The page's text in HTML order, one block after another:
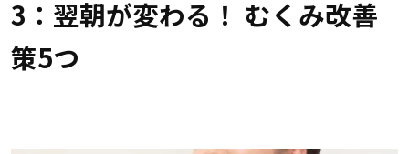
3：翌朝が変わる！ むくみ改善
策5つ